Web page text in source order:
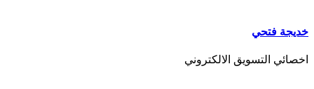
خديجة فتحي
اخصائي التسويق الالكتروني